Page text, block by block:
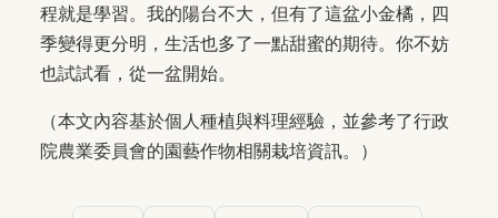
程就是學習。我的陽台不大，但有了這盆小金橘，四
季變得更分明，生活也多了一點甜蜜的期待。你不妨
也試試看，從一盆開始。
（本文內容基於個人種植與料理經驗，並參考了行政
院農業委員會的園藝作物相關栽培資訊。）